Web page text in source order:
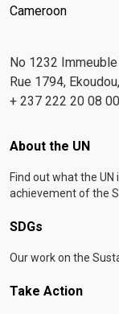
Cameroon
No 1232
Rue 1794,
+ 237 222 20 08
Footer menu
About the UN
Find out what the
achievement of the
SDGs
Our work on the
Take Action